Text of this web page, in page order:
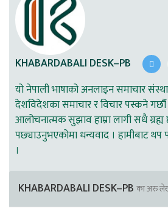
KHABARDABALI DESK–PB
यो नेपाली भाषाको अनलाइन समाचार
देशविदेशका समाचार र विचार पस्कने
आलोचनात्मक सुझाव हाम्रा लागी सधै ग्रह्य
पछ्याउनुभएकोमा धन्यवाद । हामीबाट
।
KHABARDABALI DESK–PB का अरु